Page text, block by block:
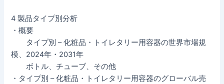
4 製品タイプ別分析
・概要
タイプ別 – 化粧品・トイレタリー用容器の世界市場規
模、2024年・2031年
ボトル、チューブ、その他
・タイプ別 – 化粧品・トイレタリー用容器のグローバル売